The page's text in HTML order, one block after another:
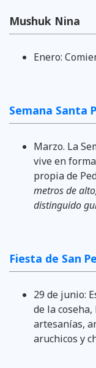
Mushuk Nina
Enero:
Semana Santa
Marzo. La
vive en
propia de
metros de
distinguido
Fiesta de San
29 de junio:
de la
artesanías,
aruchicos y